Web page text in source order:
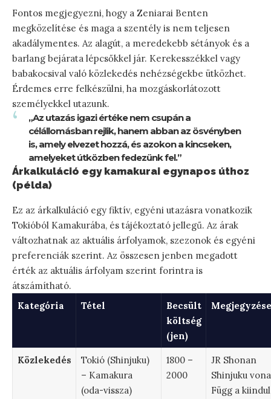
Fontos megjegyezni, hogy a Zeniarai Benten
megközelítése és maga a szentély is nem teljesen
akadálymentes. Az alagút, a meredekebb sétányok és a
barlang bejárata lépcsőkkel jár. Kerekesszékkel vagy
babakocsival való közlekedés nehézségekbe ütközhet.
Érdemes erre felkészülni, ha mozgáskorlátozott
személyekkel utazunk.
„Az utazás igazi értéke nem csupán a
célállomásban rejlik, hanem abban az ösvényben
is, amely elvezet hozzá, és azokon a kincseken,
amelyeket útközben fedezünk fel.”
Árkalkuláció egy kamakurai egynapos úthoz
(példa)
Ez az árkalkuláció egy fiktív, egyéni utazásra vonatkozik
Tokióból Kamakurába, és tájékoztató jellegű. Az árak
változhatnak az aktuális árfolyamok, szezonok és egyéni
preferenciák szerint. Az összesen jenben megadott
érték az aktuális árfolyam szerint forintra is
átszámítható.
Kategória
Tétel
Becsült
költség
(jen)
Közlekedés
Tokió (Shinjuku)
– Kamakura
(oda-vissza)
1800 –
2000
JR Shonan
Shinjuku
Függ a